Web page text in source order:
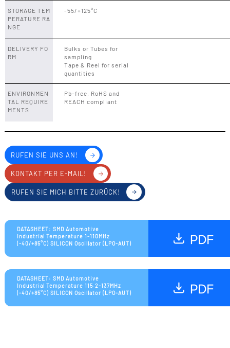
STORAGE TEM
PERATURE RA
NGE
-55/+125°C
DELIVERY FO
RM
Bulks or Tubes for
sampling
Tape & Reel for serial
quantities
ENVIRONMEN
TAL REQUIRE
MENTS
Pb-free, RoHS and
REACH compliant
RUFEN SIE UNS AN!
KONTAKT PER E-MAIL!
RUFEN SIE MICH BITTE ZURÜCK!
DATASHEET: SMD Automotive
Industrial Temperature 1-110MHz
(-40/+85°C) SILICON Oscillator (LPO-AUT)
DATASHEET: SMD Automotive
Industrial Temperature 115.2-137MHz
(-40/+85°C) SILICON Oscillator (LPO-AUT)